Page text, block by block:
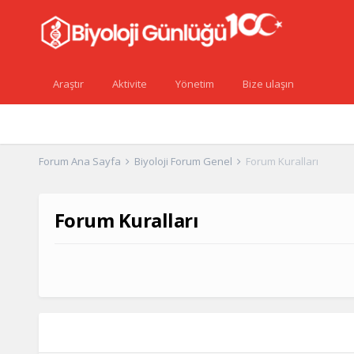
Araştır Aktivite Yönetim Bize ulaşın
Forum Ana Sayfa Biyoloji Forum Genel Forum Kuralları
Forum Kuralları